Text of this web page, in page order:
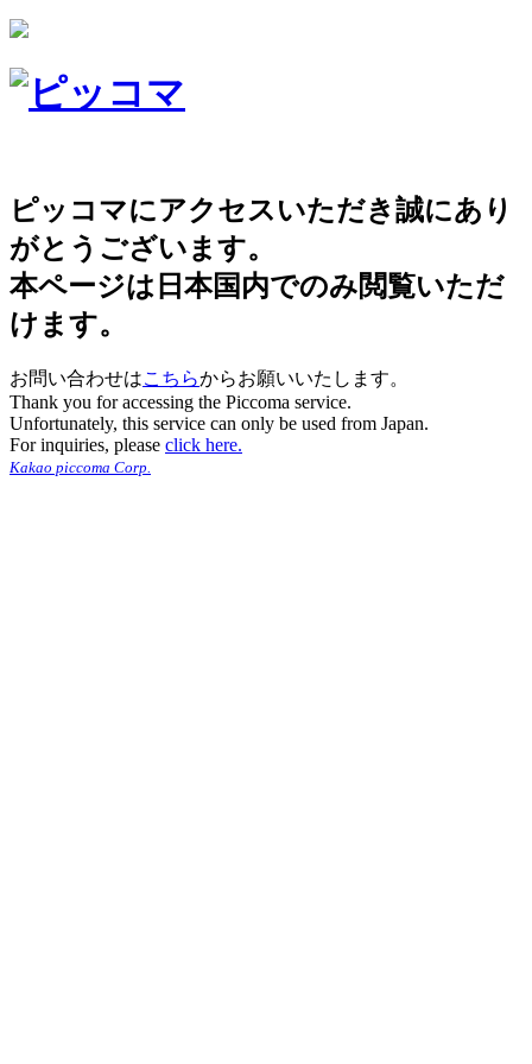
ピッコマにアクセスいただき誠にあり
がとうございます。
本ページは日本国内でのみ閲覧いただ
けます。
お問い合わせはこちらからお願いいたします。
Thank you for accessing the Piccoma service.
Unfortunately, this service can only be used from Japan.
For inquiries, please click here.
Kakao piccoma Corp.